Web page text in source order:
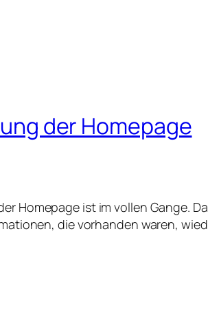
der Homepage
Homepage ist im vollen Gange.
die vorhanden waren,